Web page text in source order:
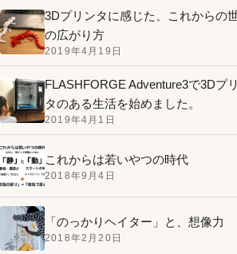
3Dプリンタに感じた、これからの
の広がり方
2019年4月19日
FLASHFORGE Adventure3で3Dプ
タのある生活を始めました。
2019年4月1日
これからは若いやつの時代
2018年9月4日
「のっかりヘイター」と、想像力
2018年2月20日